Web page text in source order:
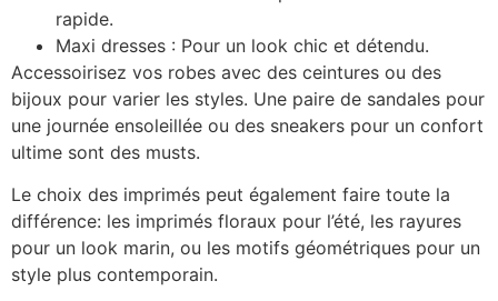
rapide.
Maxi dresses : Pour un look chic et détendu.
Accessoirisez vos robes avec des ceintures ou des
bijoux pour varier les styles. Une paire de sandales pour
une journée ensoleillée ou des sneakers pour un confort
ultime sont des musts.
Le choix des imprimés peut également faire toute la
différence: les imprimés floraux pour l’été, les rayures
pour un look marin, ou les motifs géométriques pour un
style plus contemporain.